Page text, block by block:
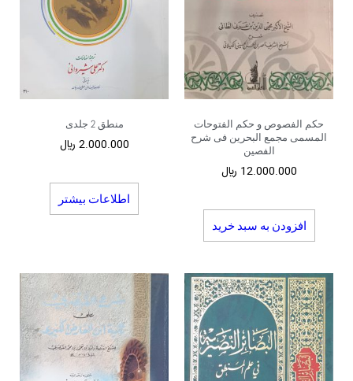
حکم الفصوص و حکم الفتوحات
المسمی مجمع البحرین فی شرح
الفصین
12.000.000 ﷼
افزودن به سبد خرید
منطق 2 جلدی
2.000.000 ﷼
اطلاعات بیشتر